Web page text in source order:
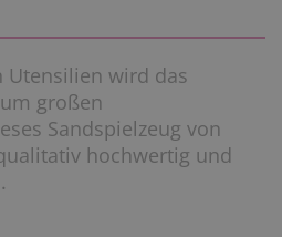
Utensilien wird das
großen
Sandspielzeug von
hochwertig und